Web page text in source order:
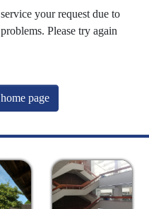
your request due to
Please try again
page